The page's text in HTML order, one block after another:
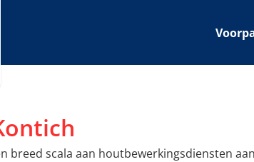
breed scala aan houtbewerkingsdiensten